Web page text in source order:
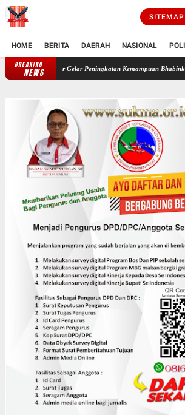
SITEMAP
HOME BERITA DAERAH NASIONAL
BREAKING
NEWSSinergi Bangun Ketahanan dan Keamanan